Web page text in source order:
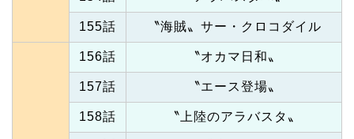
155話 〝海賊〟サー・クロコダイル
156話 〝オカマ日和〟
157話 〝エース登場〟
158話 〝上陸のアラバスタ〟